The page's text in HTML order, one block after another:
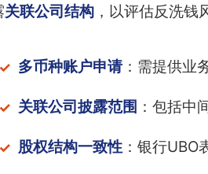
关联公司结构 ，以评估反洗钱
多币种账户申请：需提供业
关联公司披露范围 ：包括中
股权结构一致性：银行UBO